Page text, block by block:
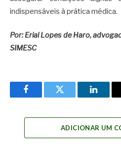
indispensáveis à prática médica.
Por: Erial Lopes de Haro,
SIMESC
FacebookTwitter
ADICIONAR UM